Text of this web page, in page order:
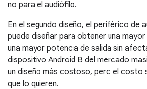
no para el audiófilo.
En el segundo diseño, el periférico de
puede diseñar para obtener una
una mayor potencia de salida sin
dispositivo Android B del mercado
un diseño más costoso, pero el costo
que lo quieren.